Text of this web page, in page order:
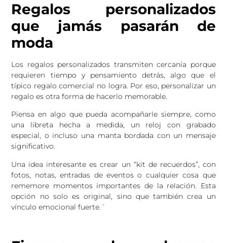
Regalos personalizados
que jamás pasarán de
moda
Los regalos personalizados transmiten cercanía porque
requieren tiempo y pensamiento detrás, algo que el
típico regalo comercial no logra. Por eso, personalizar un
regalo es otra forma de hacerlo memorable.
Piensa en algo que pueda acompañarle siempre, como
una libreta hecha a medida, un reloj con grabado
especial, o incluso una manta bordada con un mensaje
significativo.
Una idea interesante es crear un “kit de recuerdos”, con
fotos, notas, entradas de eventos o cualquier cosa que
rememore momentos importantes de la relación. Esta
opción no solo es original, sino que también crea un
vínculo emocional fuerte.´